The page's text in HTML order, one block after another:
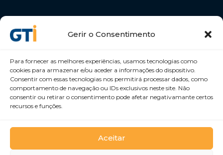
Gerir o Consentimento
Para fornecer as melhores experiências, usamos tecnologias como
cookies para armazenar e/ou aceder a informações do dispositivo.
Consentir com essas tecnologias nos permitirá processar dados, como
comportamento de navegação ou IDs exclusivos neste site. Não
consentir ou retirar o consentimento pode afetar negativamante certos
recursos e funções.
Aceitar
Desenvolvemos Pessoas e Organizações
GTI Portugal – Formação Profissional, S.A.